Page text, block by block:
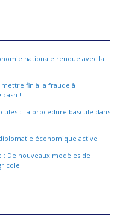
nationale renoue avec la
fin à la fraude à
!
: La procédure bascule dans
économique active
: De nouveaux modèles de